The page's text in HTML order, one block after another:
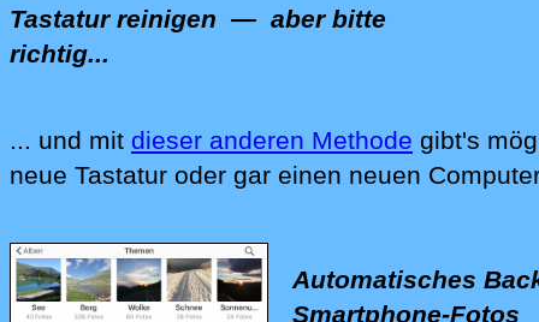
Tastatur reinigen — aber bitte
richtig...
Wir reinigen Ihre Computer-Tastatur, Ihren
... und mit dieser anderen Methode gibt's
neue Tastatur oder gar einen neuen
Automatisches
Smartphone-Fotos